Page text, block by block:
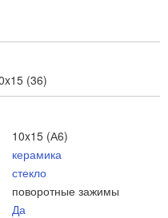
(36)
10x15 (А6)
керамика
стекло
поворотные зажимы
Да